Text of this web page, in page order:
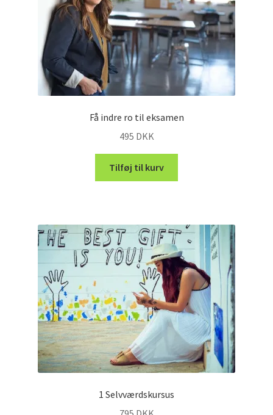
Få indre ro til eksamen
495 DKK
Tilføj til kurv
1 Selvværdskursus